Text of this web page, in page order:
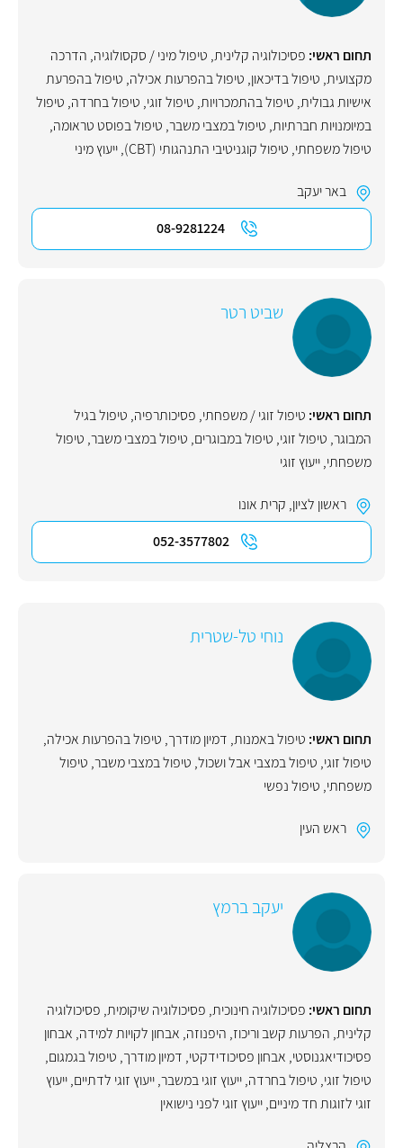
תחום ראשי: פסיכולוגיה קלינית, טיפול מיני / סקסולוגיה, הדרכה
מקצועית, טיפול בדיכאון, טיפול בהפרעות אכילה, טיפול בהפרעת
אישיות גבולית, טיפול בהתמכרויות, טיפול זוגי, טיפול בחרדה, טיפול
במיומנויות חברתיות, טיפול במצבי משבר, טיפול בפוסט טראומה,
טיפול משפחתי, טיפול קוגניטיבי התנהגותי (CBT) ,ייעוץ מיני
באר יעקב
08-9281224
שביט רטר
תחום ראשי: טיפול זוגי / משפחתי, פסיכותרפיה, טיפול בגיל
המבוגר, טיפול זוגי, טיפול במבוגרים, טיפול במצבי משבר, טיפול
משפחתי,ייעוץ זוגי
ראשון לציון, קרית אונו
052-3577802
נוחי טל-שטרית
תחום ראשי: טיפול באמנות, דמיון מודרך, טיפול בהפרעות אכילה,
טיפול זוגי, טיפול במצבי אבל ושכול, טיפול במצבי משבר, טיפול
משפחתי, טיפול נפשי
ראש העין
יעקב ברמץ
תחום ראשי: פסיכולוגיה חינוכית, פסיכולוגיה שיקומית, פסיכולוגיה
קלינית, הפרעות קשב וריכוז, היפנוזה, אבחון לקויות למידה, אבחון
פסיכודיאגנוסטי, אבחון פסיכודידקטי, דמיון מודרך, טיפול בגמגום,
טיפול זוגי, טיפול בחרדה,ייעוץ זוגי במשבר,ייעוץ זוגי לדתיים,ייעוץ
זוגי לזוגות חד מיניים,ייעוץ זוגי לפני נישואין